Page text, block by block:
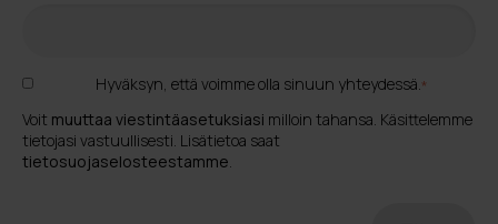
Hyväksyn, että voimme olla sinuun yhteydessä. *
Voit muuttaa viestintäasetuksiasi milloin tahansa. Käsittelemme
tietojasi vastuullisesti. Lisätietoa saat
tietosuojaselosteestamme